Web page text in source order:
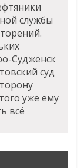
службы
Судженск
суд
уже ему
всё